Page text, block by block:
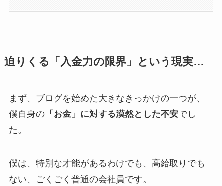
迫りくる「入金力の限界」という現実…
まず、ブログを始めた大きなきっかけの一つが、
僕自身の「お金」に対する漠然とした不安でし
た。
僕は、特別な才能があるわけでも、高給取りでも
ない、ごくごく普通の会社員です。